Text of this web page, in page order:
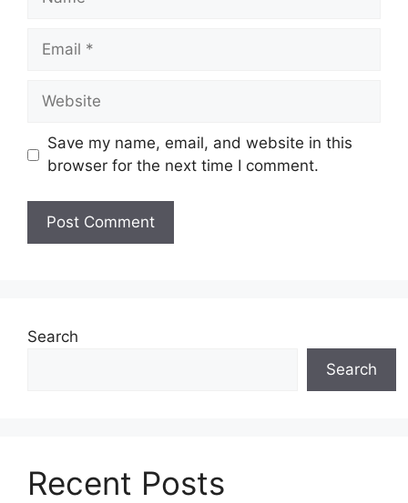
s
t
Save my name, email, and website in this
browser for the next time I comment.
Search
Search
Recent Posts